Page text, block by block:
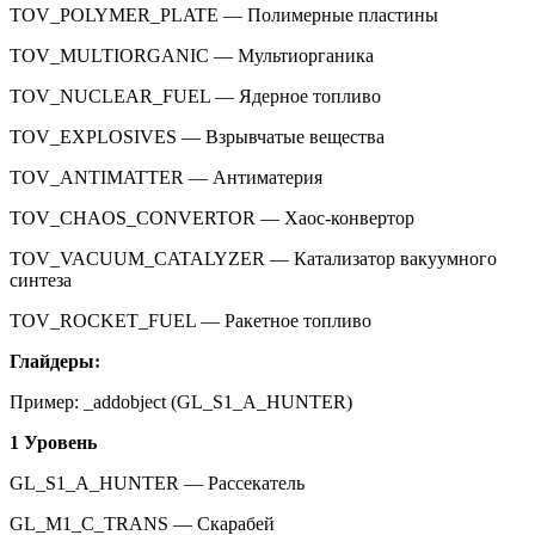
TOV_POLYMER_PLATE — Полимерные пластины
TOV_MULTIORGANIC — Мультиорганика
TOV_NUCLEAR_FUEL — Ядерное топливо
TOV_EXPLOSIVES — Взрывчатые вещества
TOV_ANTIMATTER — Антиматерия
TOV_CHAOS_CONVERTOR — Хаос-конвертор
TOV_VACUUM_CATALYZER — Катализатор вакуумного
синтеза
TOV_ROCKET_FUEL — Ракетное топливо
Глайдеры:
Пример: _addobject (GL_S1_A_HUNTER)
1 Уровень
GL_S1_A_HUNTER — Рассекатель
GL_M1_C_TRANS — Скарабей